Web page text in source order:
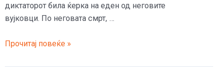
диктаторот била ќерка на еден од неговите
вујковци. По неговата смрт, …
Садам
имал
Прочитај повеќе »